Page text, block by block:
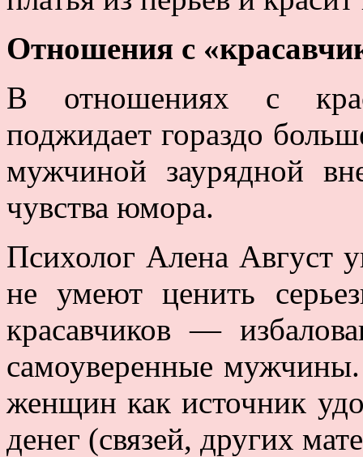
Отношения с
В отношениях с
поджидает гораздо
мужчиной заурядной
чувства юмора.
Психолог Алена Август
не умеют ценить
красавчиков —
самоуверенные
женщин как источник
денег (связей, других